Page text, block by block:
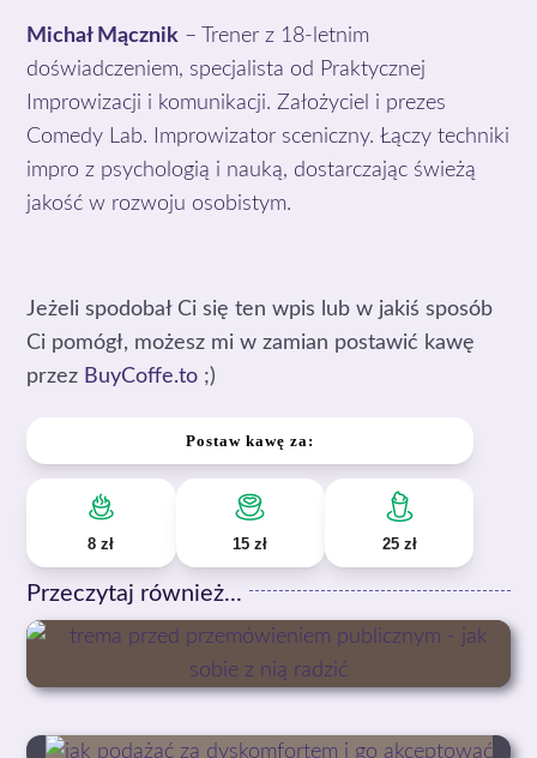
Michał Mącznik – Trener z 18-letnim
doświadczeniem, specjalista od Praktycznej
Improwizacji i komunikacji. Założyciel i prezes
Comedy Lab. Improwizator sceniczny. Łączy techniki
impro z psychologią i nauką, dostarczając świeżą
jakość w rozwoju osobistym.
Jeżeli spodobał Ci się ten wpis lub w jakiś sposób
Ci pomógł, możesz mi w zamian postawić kawę
przez BuyCoffe.to ;)
Postaw kawę za:
8 zł 15 zł 25 zł
Przeczytaj również...